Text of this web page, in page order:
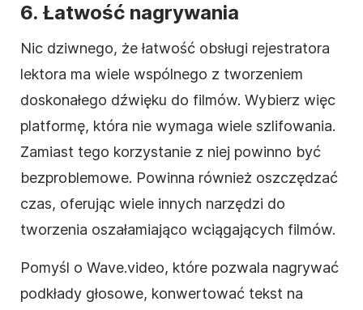
6. Łatwość nagrywania
Nic dziwnego, że łatwość obsługi rejestratora
lektora ma wiele wspólnego z tworzeniem
doskonałego dźwięku do filmów. Wybierz więc
platformę, która nie wymaga wiele szlifowania.
Zamiast tego korzystanie z niej powinno być
bezproblemowe. Powinna również oszczędzać
czas, oferując wiele innych narzędzi do
tworzenia oszałamiająco wciągających filmów.
Pomyśl o Wave.video, które pozwala nagrywać
podkłady głosowe, konwertować tekst na